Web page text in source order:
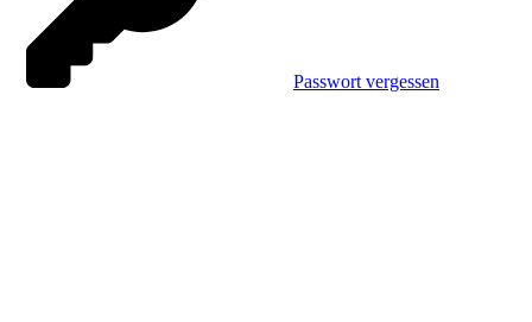
Passwort vergessen